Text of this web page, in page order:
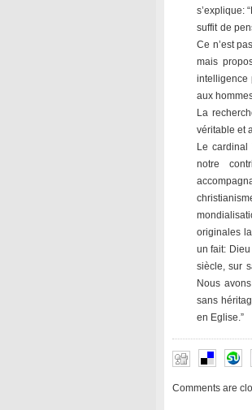
s’explique:
suffit de
Ce n’est
mais
intelligence
aux
La
véritable et
Le cardinal
notre
originales
un fait: Dieu
siècle, sur
Nous
sans
en Eglise.”
Comments are